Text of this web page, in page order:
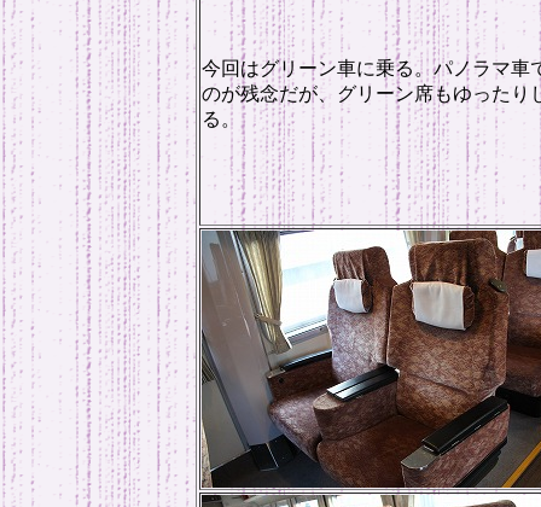
今回はグリーン車に乗る。パノラマ車
のが残念だが、グリーン席もゆったり
る。